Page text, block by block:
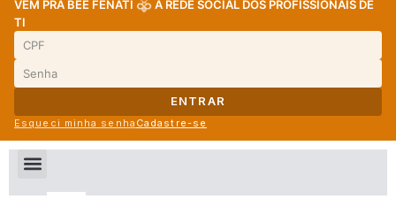
VEM PRA BEE FENATI
A REDE SOCIAL DOS PROFISSIONAIS DE
TI
ENTRAR
Esqueci minha senha Cadastre-se